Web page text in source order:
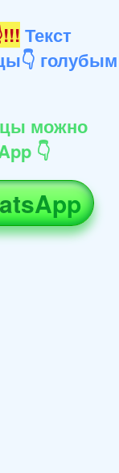
Текст
голубым
можно
👇